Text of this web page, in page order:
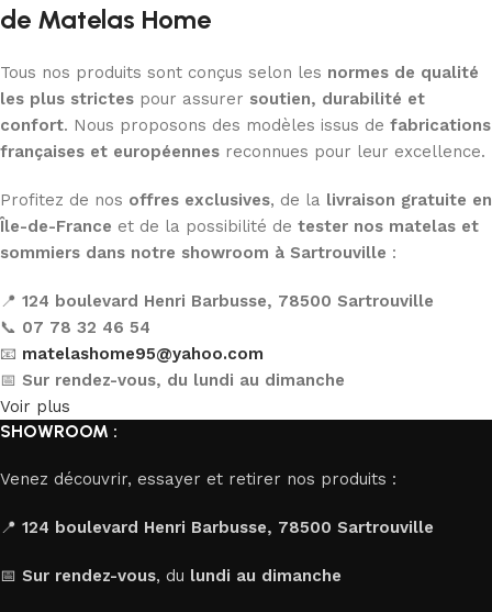
de Matelas Home
Tous nos produits sont conçus selon les normes de qualité
les plus strictes pour assurer soutien, durabilité et
confort. Nous proposons des modèles issus de fabrications
françaises et européennes reconnues pour leur excellence.
Profitez de nos offres exclusives, de la livraison gratuite en
Île-de-France et de la possibilité de tester nos matelas et
sommiers dans notre showroom à Sartrouville :
📍 124 boulevard Henri Barbusse, 78500 Sartrouville
📞 07 78 32 46 54
📧 matelashome95@yahoo.com
📅 Sur rendez-vous, du lundi au dimanche
Voir plus
SHOWROOM :
Venez découvrir, essayer et retirer nos produits :
📍 124 boulevard Henri Barbusse, 78500 Sartrouville
📅 Sur rendez-vous, du lundi au dimanche